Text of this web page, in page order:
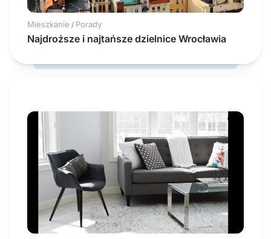
Mieszkanie / Porady
Najdroższe i najtańsze dzielnice Wrocławia